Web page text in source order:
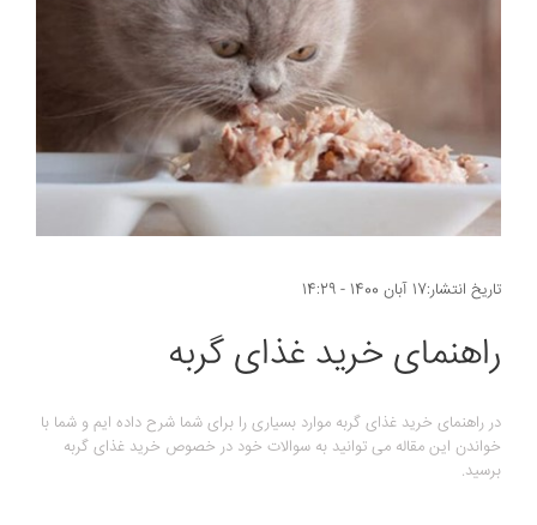
تاریخ انتشار:17 آبان 1400 - 14:29
راهنمای خرید غذای گربه
در راهنمای خرید غذای گربه موارد بسیاری را برای شما شرح داده ایم و شما با
خواندن این مقاله می توانید به سوالات خود در خصوص خرید غذای گربه
برسید.